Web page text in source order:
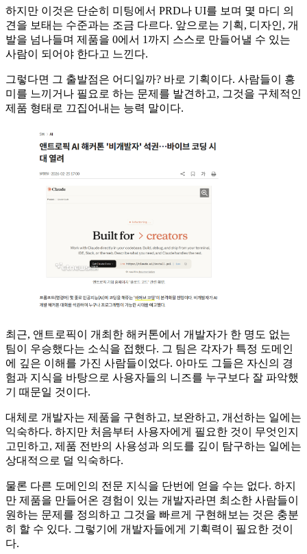
하지만 이것은 단순히 미팅에서 PRD나 UI를 보며 몇 마디 의
견을 보태는 수준과는 조금 다르다. 앞으로는 기획, 디자인, 개
발을 넘나들며 제품을 0에서 1까지 스스로 만들어낼 수 있는
사람이 되어야 한다고 느낀다.
그렇다면 그 출발점은 어디일까? 바로 기획이다. 사람들이 흥
미를 느끼거나 필요로 하는 문제를 발견하고, 그것을 구체적인
제품 형태로 끄집어내는 능력 말이다.
최근, 앤트로픽이 개최한 해커톤에서 개발자가 한 명도 없는
팀이 우승했다는 소식을 접했다. 그 팀은 각자가 특정 도메인
에 깊은 이해를 가진 사람들이었다. 아마도 그들은 자신의 경
험과 지식을 바탕으로 사용자들의 니즈를 누구보다 잘 파악했
기 때문일 것이다.
대체로 개발자는 제품을 구현하고, 보완하고, 개선하는 일에는
익숙하다. 하지만 처음부터 사용자에게 필요한 것이 무엇인지
고민하고, 제품 전반의 사용성과 의도를 깊이 탐구하는 일에는
상대적으로 덜 익숙하다.
물론 다른 도메인의 전문 지식을 단번에 얻을 수는 없다. 하지
만 제품을 만들어온 경험이 있는 개발자라면 최소한 사람들이
원하는 문제를 정의하고 그것을 빠르게 구현해보는 것은 충분
히 할 수 있다. 그렇기에 개발자들에게 기획력이 필요한 것이
다.